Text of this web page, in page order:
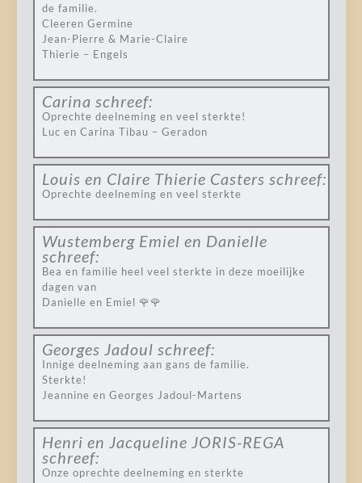
de familie.
Cleeren Germine
Jean-Pierre & Marie-Claire
Thierie – Engels
Carina schreef:
Oprechte deelneming en veel sterkte!
Luc en Carina Tibau – Geradon
Louis en Claire Thierie Casters schreef:
Oprechte deelneming en veel sterkte
Wustemberg Emiel en Danielle
schreef:
Bea en familie heel veel sterkte in deze moeilijke
dagen van
Danielle en Emiel 🌹🌹
Georges Jadoul schreef:
Innige deelneming aan gans de familie.
Sterkte!
Jeannine en Georges Jadoul-Martens
Henri en Jacqueline JORIS-REGA
schreef:
Onze oprechte deelneming en sterkte